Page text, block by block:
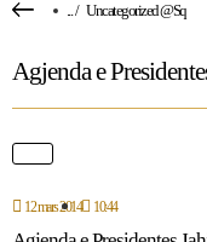
.../ Uncategorized @sq
Agjenda e
12 mars 2014 10:44